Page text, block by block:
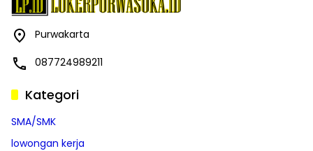
Purwakarta
087724989211
Kategori
SMA/SMK
lowongan kerja